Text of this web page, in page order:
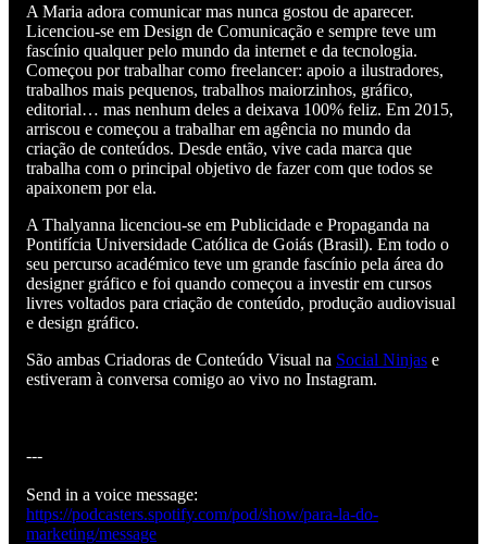
A Maria adora comunicar mas nunca gostou de aparecer.
Licenciou-se em Design de Comunicação e sempre teve um
fascínio qualquer pelo mundo da internet e da tecnologia.
Começou por trabalhar como freelancer: apoio a ilustradores,
trabalhos mais pequenos, trabalhos maiorzinhos, gráfico,
editorial… mas nenhum deles a deixava 100% feliz. Em 2015,
arriscou e começou a trabalhar em agência no mundo da
criação de conteúdos. Desde então, vive cada marca que
trabalha com o principal objetivo de fazer com que todos se
apaixonem por ela.
A Thalyanna licenciou-se em Publicidade e Propaganda na
Pontifícia Universidade Católica de Goiás (Brasil). Em todo o
seu percurso académico teve um grande fascínio pela área do
designer gráfico e foi quando começou a investir em cursos
livres voltados para criação de conteúdo, produção audiovisual
e design gráfico.
São ambas Criadoras de Conteúdo Visual na Social Ninjas e
estiveram à conversa comigo ao vivo no Instagram.
---
Send in a voice message:
https://podcasters.spotify.com/pod/show/para-la-do-
marketing/message